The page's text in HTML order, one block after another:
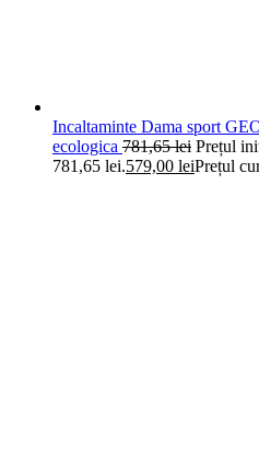
Incaltaminte Dama sport
ecologica 781,65lei Prețul
781,65 lei.579,00 leiPrețul